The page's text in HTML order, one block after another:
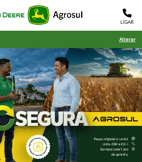
LIGAR
Alterar